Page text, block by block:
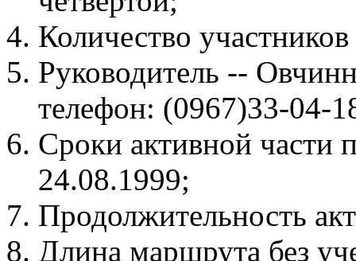
Количество
Руководитель --
телефон: (0967)33-04-
Сроки активной части
24.08.1999;
Продолжительность
Длина маршрута без